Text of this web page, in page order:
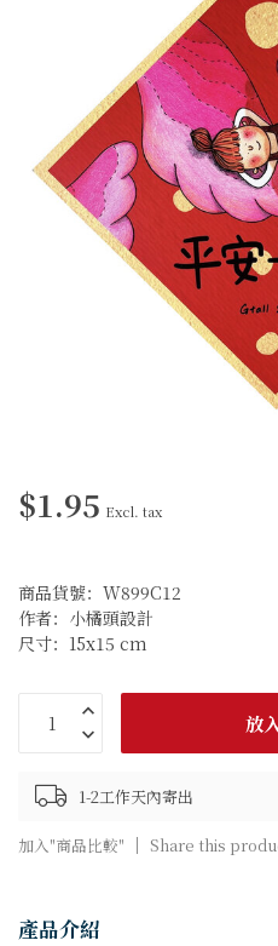
$1.95 Excl. tax
商品貨號：W899C12
作者：小橘頭設計
尺寸：15x15 cm
放
1-2工作天內寄出
加入"商品比較" Share this
產品介紹